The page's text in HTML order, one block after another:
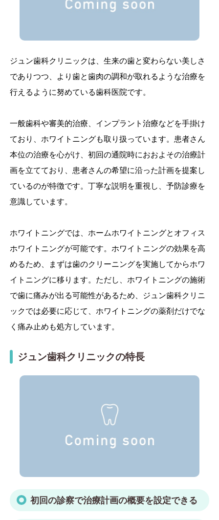
ジュン歯科クリニックは、生来の歯と変わらない美しさ
でありつつ、より歯と歯肉の調和が取れるような治療を
行えるように努めている歯科医院です。
一般歯科や審美的治療、インプラント治療などを手掛け
ており、ホワイトニングも取り扱っています。患者さん
本位の治療を心がけ、初回の通院時におおよその治療計
画を立てており、患者さんの希望に沿った計画を提案し
ているのが特徴です。丁寧な説明を重視し、予防診療を
意識しています。
ホワイトニングでは、ホームホワイトニングとオフィス
ホワイトニングが可能です。ホワイトニングの効果を高
めるため、まずは歯のクリーニングを実施してからホワ
イトニングに移ります。ただし、ホワイトニングの施術
で歯に痛みが出る可能性があるため、ジュン歯科クリニ
ックでは必要に応じて、ホワイトニングの薬剤だけでな
く痛み止めも処方しています。
ジュン歯科クリニックの特長
初回の診察で治療計画の概要を設定できる